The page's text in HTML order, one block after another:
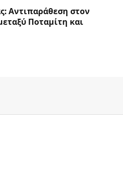
Αντιπαράθεση στον
Ποταμίτη και